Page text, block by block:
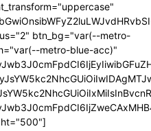
btn_bg="var(--metro-
metro-blue-acc)"